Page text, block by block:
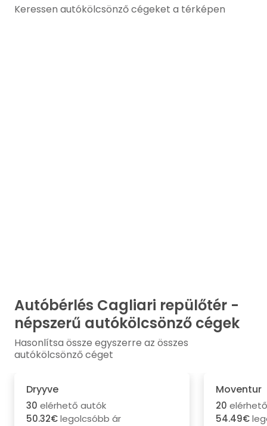
Keressen autókölcsönző cégeket a térképen
Autóbérlés Cagliari repülőtér -
népszerű autókölcsönző cégek
Hasonlítsa össze egyszerre az összes
autókölcsönző céget
Dryyve
30 elérhető autók
50.32€legolcsóbb ár
Moventur
20
54.49€